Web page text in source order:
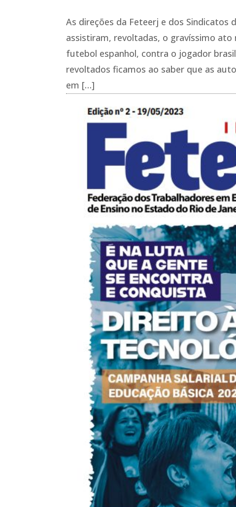
As direções da Feteerj e dos Sindicatos
assistiram, revoltadas, o gravíssimo
futebol espanhol, contra o jogador
revoltados ficamos ao saber que as
em […]